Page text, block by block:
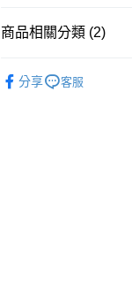
玉山商業銀行
每筆NT$200，滿
商品相關分類 (2)
分享 客服